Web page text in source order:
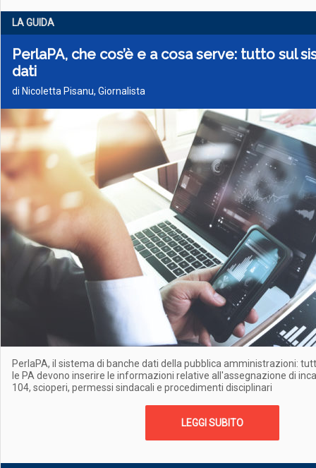
LA GUIDA
PerlaPA, che cos’è e a cosa serve: tutto sul
dati
di Nicoletta Pisanu, Giornalista
PerlaPA, il sistema di banche dati della pubblica amministrazioni:
le PA devono inserire le informazioni relative all'assegnazione di
104, scioperi, permessi sindacali e procedimenti disciplinari
LEGGI SUBITO